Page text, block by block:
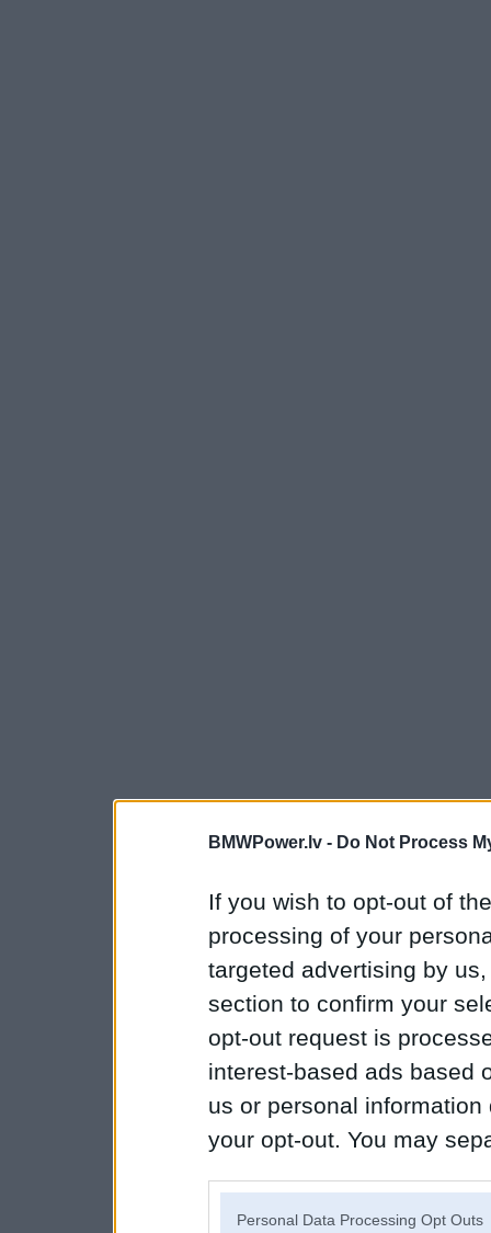
BMWPower.lv - Do Not Process
If you wish to opt-out of
processing of your
targeted advertising by
section to confirm your
opt-out request is
interest-based ads based
us or personal
your opt-out. You may
Personal Data Processing Opt Outs